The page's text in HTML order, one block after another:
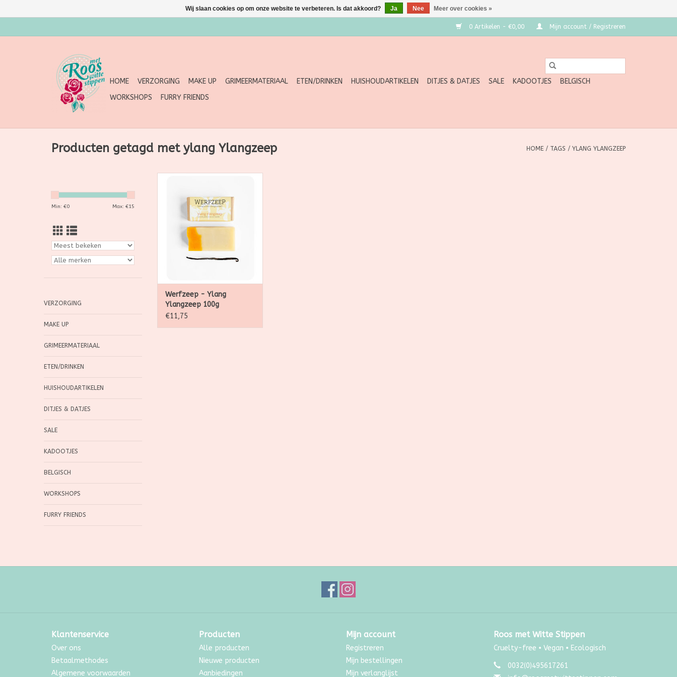
0 Artikelen - €0,00 Mijn account / Registreren
HOME VERZORGING MAKE UP GRIMEERMATERIAAL ETEN/DRINKEN HUISHOUDARTIKELEN DITJES & DATJES SALE KADOOTJES
BELGISCH
WORKSHOPS
FURRY FRIENDS
Producten getagd met ylang Ylangzeep HOME / TAGS / YLANG YLANGZEEP
Min: €0 Max: €15
VERZORGING
MAKE UP
GRIMEERMATERIAAL
ETEN/DRINKEN
HUISHOUDARTIKELEN
DITJES & DATJES
SALE
KADOOTJES
BELGISCH
WORKSHOPS
FURRY FRIENDS
absolue van de heerlijke,
vanille-achtig geurende hars
van benzoë. Speciaal voor ylang
ylangzeep macereren we heerlijk
stroperige biologische
vanillestokjes, dat zie je soms
terug aan de zwevende s
Werfzeep - Ylang
Ylangzeep 100g
€11,75
Klantenservice
Over ons
Betaalmethodes
Algemene voorwaarden
Producten
Alle producten
Nieuwe producten
Aanbiedingen
Mijn account
Registreren
Mijn bestellingen
Mijn verlanglijst
Roos met Witte Stippen
Cruelty-free • Vegan • Ecologisch
0032(0)495617261
Wij slaan cookies op om onze website te verbeteren. Is dat akkoord? Ja Nee Meer over cookies »